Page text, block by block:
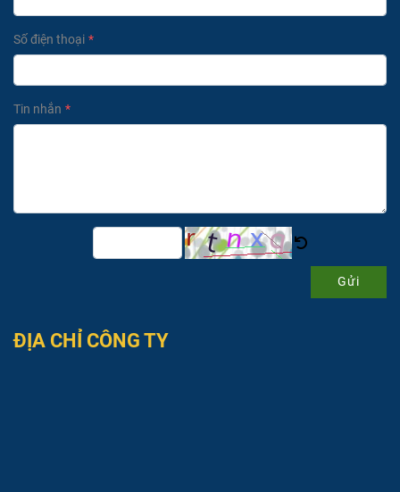
Số điện thoại
Tin nhắn
Gửi
ĐỊA CHỈ CÔNG TY